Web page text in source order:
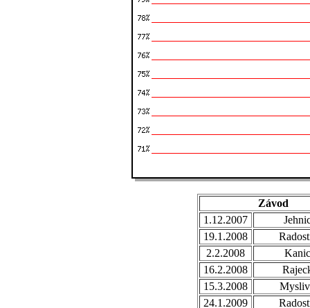
Závod
1.12.2007
19.1.2008
2.2.2008
16.2.2008
15.3.2008
24.1.2009